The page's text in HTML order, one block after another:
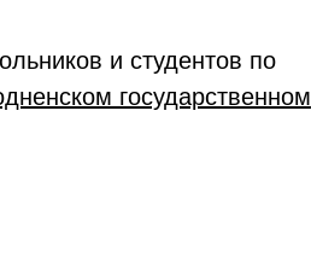
и студентов по
государственном